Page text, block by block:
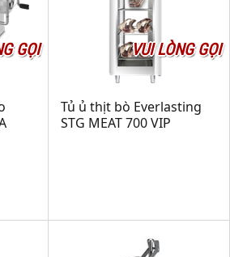
GỌI VUI LÒNG GỌI
Tủ ủ thịt bò Everlasting
STG MEAT 700 VIP